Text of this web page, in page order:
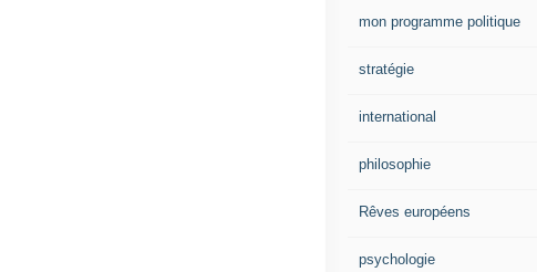
mon programme politique
stratégie
international
philosophie
Rêves européens
psychologie